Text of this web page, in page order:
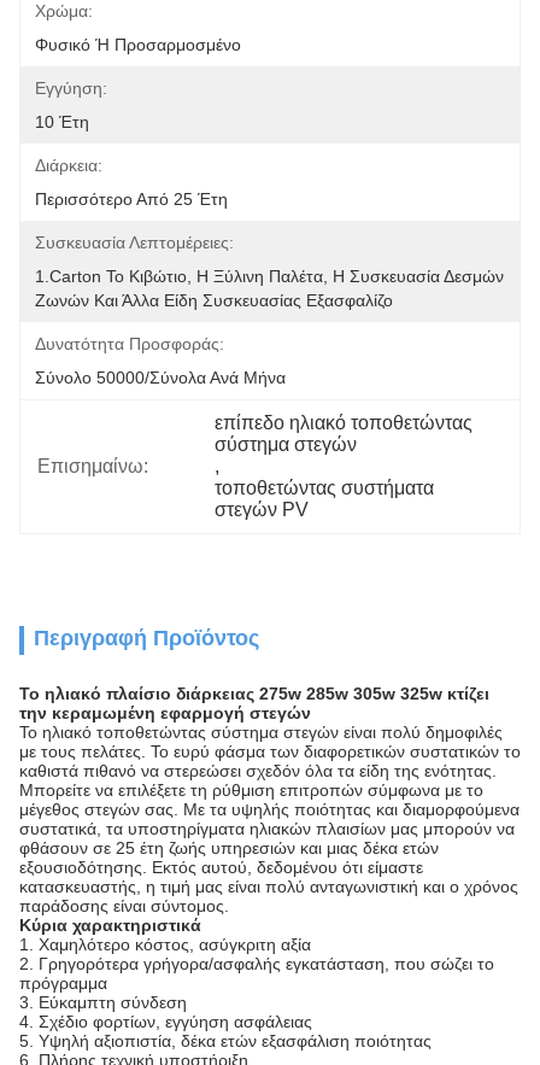
Χρώμα:
Φυσικό Ή Προσαρμοσμένο
Εγγύηση:
10 Έτη
Διάρκεια:
Περισσότερο Από 25 Έτη
Συσκευασία Λεπτομέρειες:
1.Carton Το Κιβώτιο, Η Ξύλινη Παλέτα, Η Συσκευασία Δεσμών
Ζωνών Και Άλλα Είδη Συσκευασίας Εξασφαλίζο
Δυνατότητα Προσφοράς:
Σύνολο 50000/σύνολα Ανά Μήνα
Επισημαίνω:
επίπεδο ηλιακό τοποθετώντας
σύστημα στεγών
,
τοποθετώντας συστήματα
στεγών PV
Περιγραφή Προϊόντος
Το ηλιακό πλαίσιο διάρκειας 275w 285w 305w 325w κτίζει
την κεραμωμένη εφαρμογή στεγών
Το ηλιακό τοποθετώντας σύστημα στεγών είναι πολύ δημοφιλές
με τους πελάτες. Το ευρύ φάσμα των διαφορετικών συστατικών το
καθιστά πιθανό να στερεώσει σχεδόν όλα τα είδη της ενότητας.
Μπορείτε να επιλέξετε τη ρύθμιση επιτροπών σύμφωνα με το
μέγεθος στεγών σας. Με τα υψηλής ποιότητας και διαμορφούμενα
συστατικά, τα υποστηρίγματα ηλιακών πλαισίων μας μπορούν να
φθάσουν σε 25 έτη ζωής υπηρεσιών και μιας δέκα ετών
εξουσιοδότησης. Εκτός αυτού, δεδομένου ότι είμαστε
κατασκευαστής, η τιμή μας είναι πολύ ανταγωνιστική και ο χρόνος
παράδοσης είναι σύντομος.
Κύρια χαρακτηριστικά
1. Χαμηλότερο κόστος, ασύγκριτη αξία
2. Γρηγορότερα γρήγορα/ασφαλής εγκατάσταση, που σώζει το
πρόγραμμα
3. Εύκαμπτη σύνδεση
4. Σχέδιο φορτίων, εγγύηση ασφάλειας
5. Υψηλή αξιοπιστία, δέκα ετών εξασφάλιση ποιότητας
6. Πλήρης τεχνική υποστήριξη